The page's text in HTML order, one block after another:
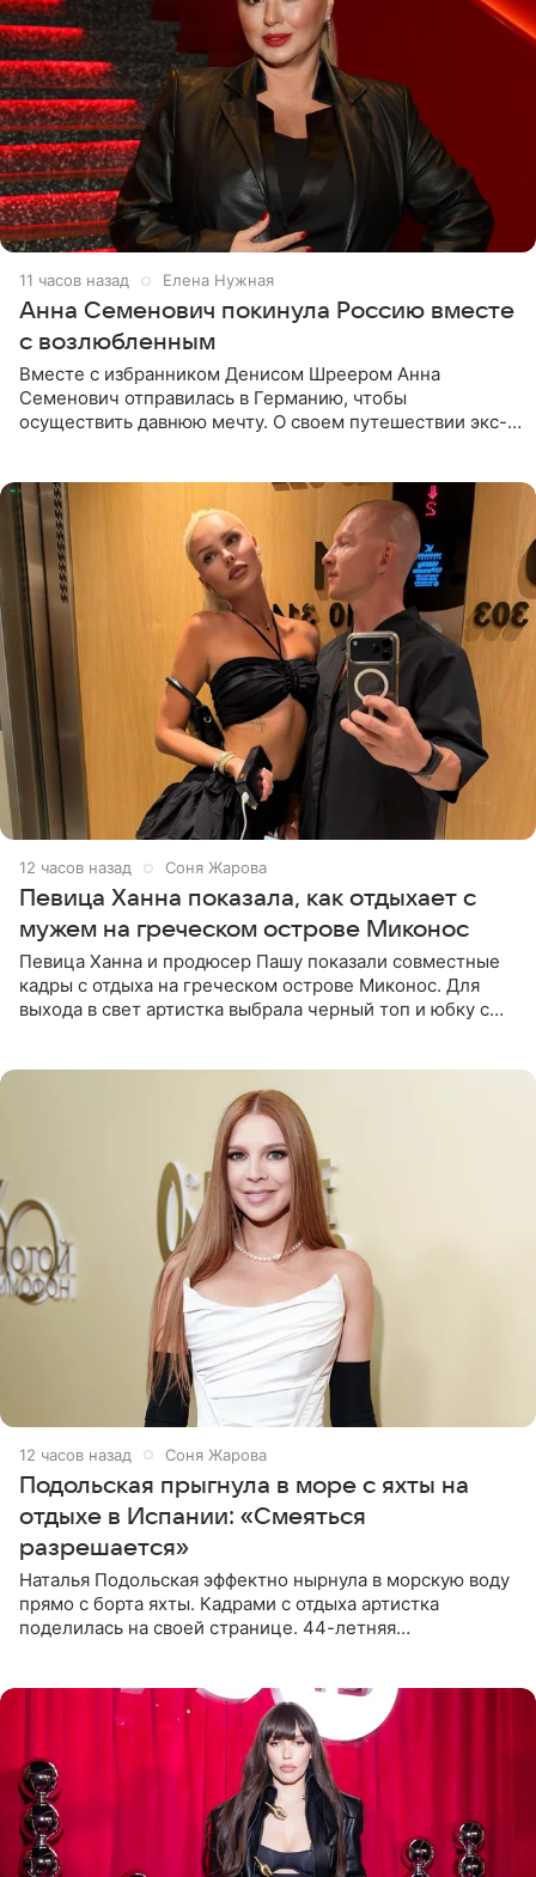
11 часов назад Елена Нужная
Анна Семенович покинула Россию вместе
с возлюбленным
Вместе с избранником Денисом Шреером Анна
Семенович отправилась в Германию, чтобы
осуществить давнюю мечту. О своем путешествии экс-
12 часов назад Соня Жарова
Певица Ханна показала, как отдыхает с
мужем на греческом острове Миконос
Певица Ханна и продюсер Пашу показали совместные
кадры с отдыха на греческом острове Миконос. Для
выхода в свет артистка выбрала черный топ и юбку с
12 часов назад Соня Жарова
Подольская прыгнула в море с яхты на
отдыхе в Испании: «Смеяться
разрешается»
Наталья Подольская эффектно нырнула в морскую воду
прямо с борта яхты. Кадрами с отдыха артистка
поделилась на своей странице. 44-летняя